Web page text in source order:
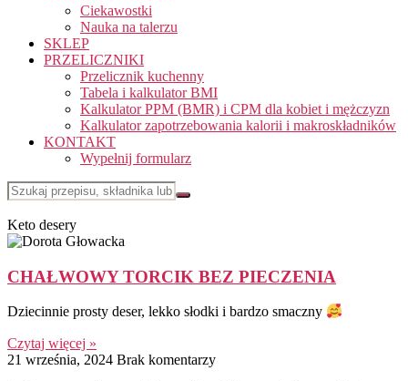
Ciekawostki
Nauka na talerzu
SKLEP
PRZELICZNIKI
Przelicznik kuchenny
Tabela i kalkulator BMI
Kalkulator PPM (BMR) i CPM dla kobiet i mężczyzn
Kalkulator zapotrzebowania kalorii i makroskładników
KONTAKT
Wypełnij formularz
Keto desery
CHAŁWOWY TORCIK BEZ PIECZENIA
Dziecinnie prosty deser, lekko słodki i bardzo smaczny
Czytaj więcej »
21 września, 2024 Brak komentarzy